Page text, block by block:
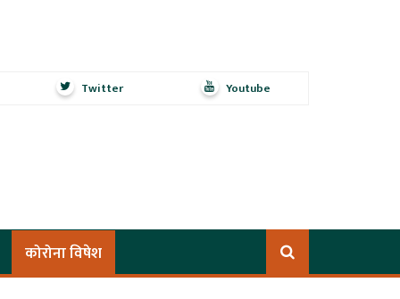
Twitter Youtube
कोरोना विषेश